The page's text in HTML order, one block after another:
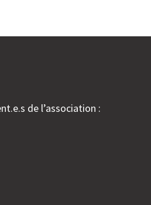
de l’association :